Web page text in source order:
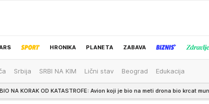
HRONIKA PLANETA ZABAVA
IZBOR UREDNIKA
Srbija SRBI NA KIM Lični stav Beograd Edukacija
KATASTROFE: Avion koji je bio na meti drona bio krcat municijom! 19:56